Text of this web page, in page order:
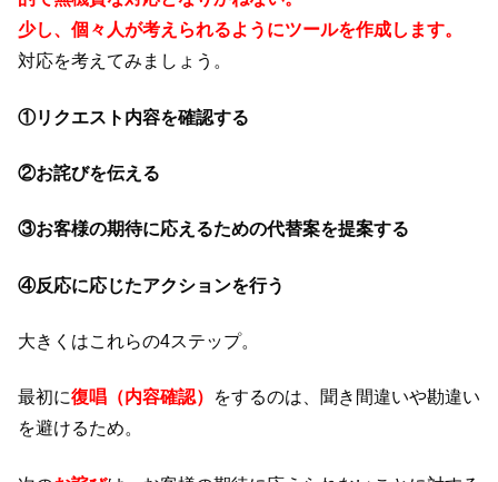
少し、個々人が考えられるようにツールを作成します。
対応を考えてみましょう。
①リクエスト内容を確認する
②お詫びを伝える
③お客様の期待に応えるための代替案を提案する
④反応に応じたアクションを行う
大きくはこれらの4ステップ。
最初に復唱（内容確認）
をするのは、聞き間違いや勘違い
を避けるため。